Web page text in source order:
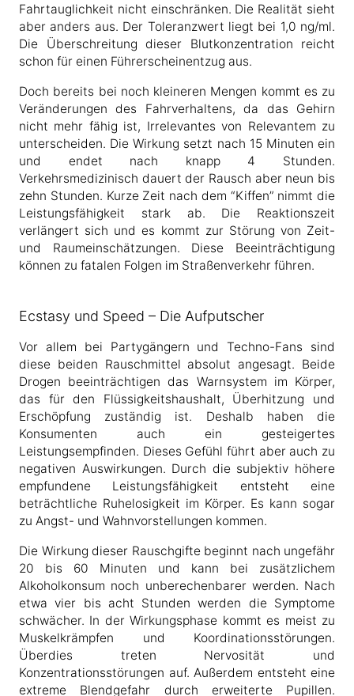
Fahrtauglichkeit nicht einschränken. Die Realität sieht
aber anders aus. Der Toleranzwert liegt bei 1,0 ng/ml.
Die Überschreitung dieser Blutkonzentration reicht
schon für einen Führerscheinentzug aus.
Doch bereits bei noch kleineren Mengen kommt es zu
Veränderungen des Fahrverhaltens, da das Gehirn
nicht mehr fähig ist, Irrelevantes von Relevantem zu
unterscheiden. Die Wirkung setzt nach 15 Minuten ein
und endet nach knapp 4 Stunden.
Verkehrsmedizinisch dauert der Rausch aber neun bis
zehn Stunden. Kurze Zeit nach dem “Kiffen” nimmt die
Leistungsfähigkeit stark ab. Die Reaktionszeit
verlängert sich und es kommt zur Störung von Zeit-
und Raumeinschätzungen. Diese Beeinträchtigung
können zu fatalen Folgen im Straßenverkehr führen.
Ecstasy und Speed – Die Aufputscher
Vor allem bei Partygängern und Techno-Fans sind
diese beiden Rauschmittel absolut angesagt. Beide
Drogen beeinträchtigen das Warnsystem im Körper,
das für den Flüssigkeitshaushalt, Überhitzung und
Erschöpfung zuständig ist. Deshalb haben die
Konsumenten auch ein gesteigertes
Leistungsempfinden. Dieses Gefühl führt aber auch zu
negativen Auswirkungen. Durch die subjektiv höhere
empfundene Leistungsfähigkeit entsteht eine
beträchtliche Ruhelosigkeit im Körper. Es kann sogar
zu Angst- und Wahnvorstellungen kommen.
Die Wirkung dieser Rauschgifte beginnt nach ungefähr
20 bis 60 Minuten und kann bei zusätzlichem
Alkoholkonsum noch unberechenbarer werden. Nach
etwa vier bis acht Stunden werden die Symptome
schwächer. In der Wirkungsphase kommt es meist zu
Muskelkrämpfen und Koordinationsstörungen.
Überdies treten Nervosität und
Konzentrationsstörungen auf. Außerdem entsteht eine
extreme Blendgefahr durch erweiterte Pupillen.